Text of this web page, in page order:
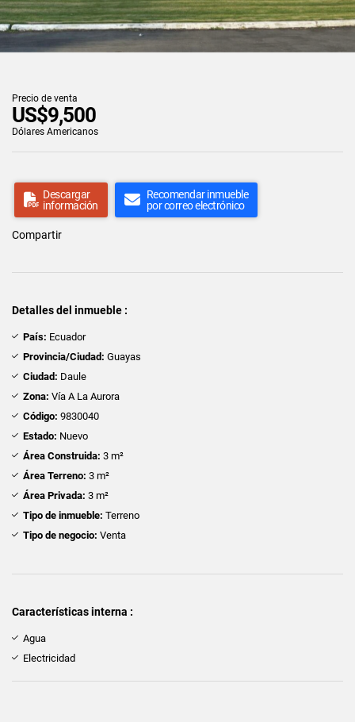
Precio de venta
US$9,500
Dólares Americanos
Descargar
información
Recomendar inmueble
por correo electrónico
Compartir
Detalles del inmueble :
País: Ecuador
Provincia/Ciudad: Guayas
Ciudad: Daule
Zona: Vía A La Aurora
Código: 9830040
Estado: Nuevo
Área Construida: 3 m²
Área Terreno: 3 m²
Área Privada: 3 m²
Tipo de inmueble: Terreno
Tipo de negocio: Venta
Características interna :
Agua
Electricidad